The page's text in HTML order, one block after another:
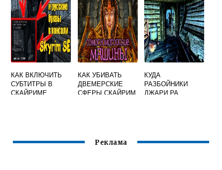
КАК ВКЛЮЧИТЬ
СУБТИТРЫ В
СКАЙРИМЕ
КАК УБИВАТЬ
ДВЕМЕРСКИЕ
СФЕРЫ СКАЙРИМ
КУДА
РАЗБОЙНИКИ
ДЖАРИ РА
Реклама